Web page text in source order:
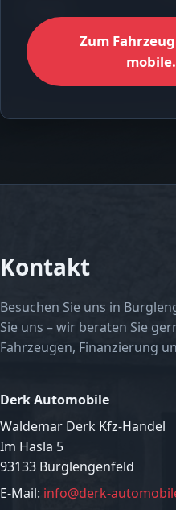
Zum
Kontakt
Besuchen Sie uns in
Sie uns – wir beraten Sie
Fahrzeugen, Finanzierung
Derk Automobile
Waldemar Derk Kfz-Handel
Im Hasla 5
93133 Burglengenfeld
E-Mail: info@derk-